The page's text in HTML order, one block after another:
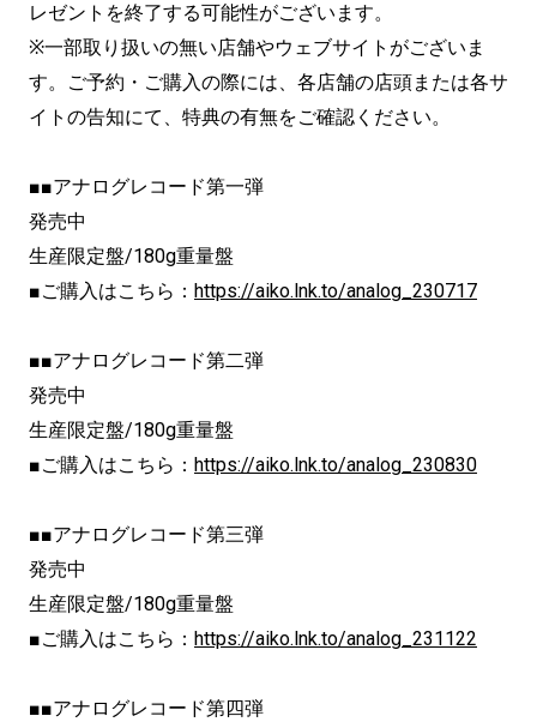
レゼントを終了する可能性がございます。
※一部取り扱いの無い店舗やウェブサイトがございま
す。ご予約・ご購入の際には、各店舗の店頭または各サ
イトの告知にて、特典の有無をご確認ください。
■■アナログレコード第一弾
発売中
生産限定盤/180g重量盤
■ご購入はこちら： https://aiko.lnk.to/analog_230717
■■アナログレコード第二弾
発売中
生産限定盤/180g重量盤
■ご購入はこちら： https://aiko.lnk.to/analog_230830
■■アナログレコード第三弾
発売中
生産限定盤/180g重量盤
■ご購入はこちら： https://aiko.lnk.to/analog_231122
■■アナログレコード第四弾